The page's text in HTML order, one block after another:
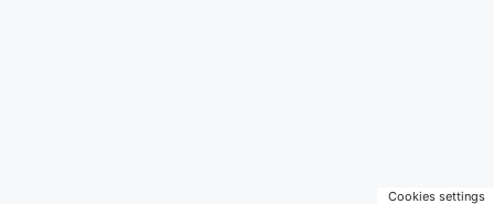
Cookies settings